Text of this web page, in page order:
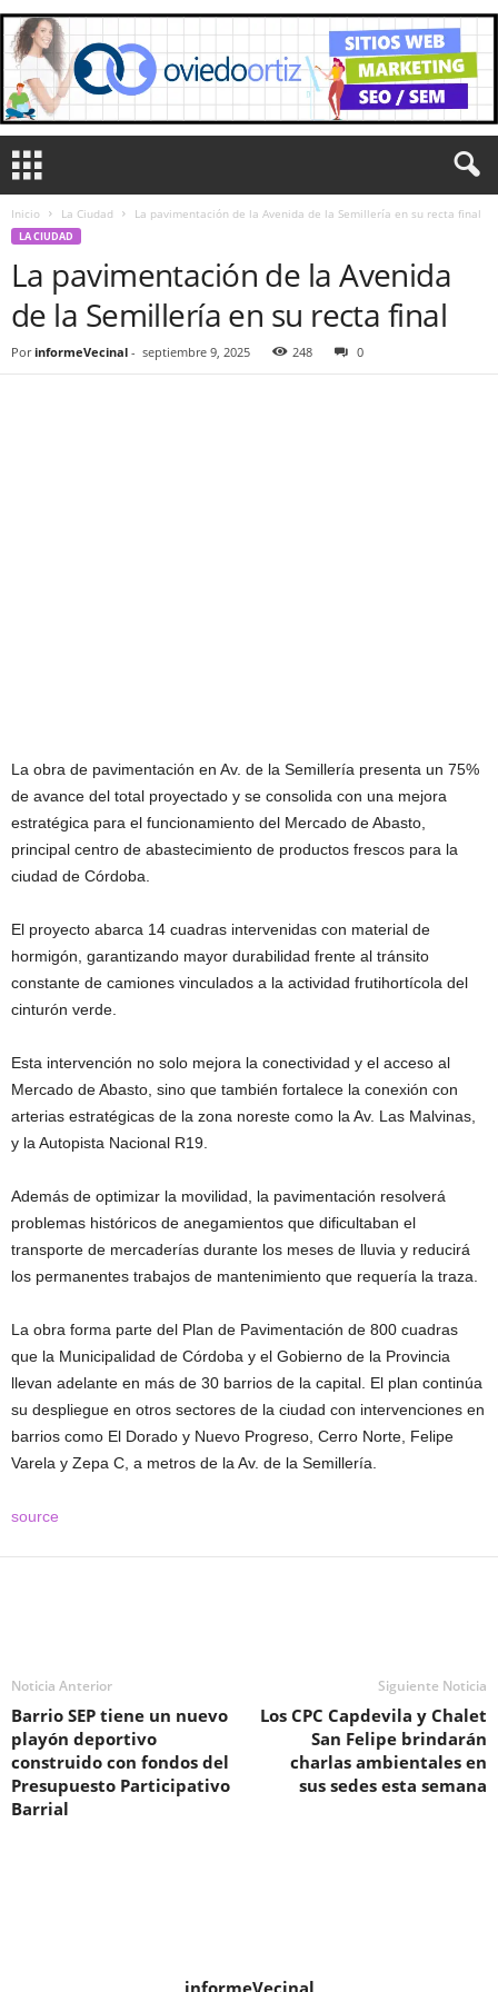
Inicio La Ciudad La pavimentación de la Avenida de la Semillería en su recta final
LA CIUDAD
La pavimentación de la Avenida
de la Semillería en su recta final
Por informeVecinal - septiembre 9, 2025 248 0
La obra de pavimentación en Av. de la Semillería presenta un 75%
de avance del total proyectado y se consolida con una mejora
estratégica para el funcionamiento del Mercado de Abasto,
principal centro de abastecimiento de productos frescos para la
ciudad de Córdoba.
El proyecto abarca 14 cuadras intervenidas con material de
hormigón, garantizando mayor durabilidad frente al tránsito
constante de camiones vinculados a la actividad frutihortícola del
cinturón verde.
Esta intervención no solo mejora la conectividad y el acceso al
Mercado de Abasto, sino que también fortalece la conexión con
arterias estratégicas de la zona noreste como la Av. Las Malvinas,
y la Autopista Nacional R19.
Además de optimizar la movilidad, la pavimentación resolverá
problemas históricos de anegamientos que dificultaban el
transporte de mercaderías durante los meses de lluvia y reducirá
los permanentes trabajos de mantenimiento que requería la traza.
La obra forma parte del Plan de Pavimentación de 800 cuadras
que la Municipalidad de Córdoba y el Gobierno de la Provincia
llevan adelante en más de 30 barrios de la capital. El plan continúa
su despliegue en otros sectores de la ciudad con intervenciones en
barrios como El Dorado y Nuevo Progreso, Cerro Norte, Felipe
Varela y Zepa C, a metros de la Av. de la Semillería.
source
Noticia Anterior
Barrio SEP tiene un nuevo
playón deportivo
construido con fondos del
Presupuesto Participativo
Barrial
Siguiente Noticia
Los CPC Capdevila y Chalet
San Felipe brindarán
charlas ambientales en
sus sedes esta semana